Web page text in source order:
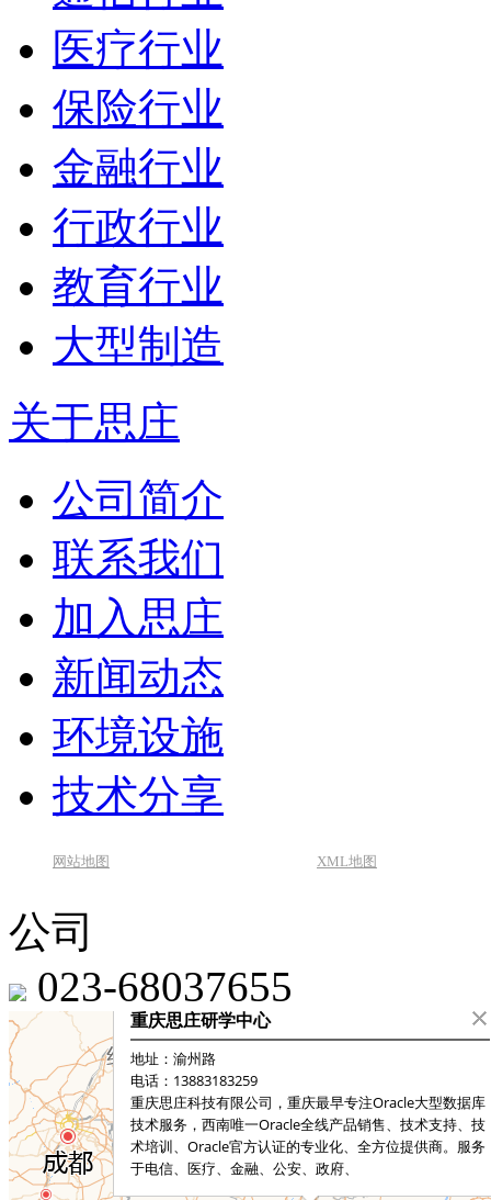
医疗行业
保险行业
金融行业
行政行业
教育行业
大型制造
关于思庄
公司简介
联系我们
加入思庄
新闻动态
环境设施
技术分享
网站地图 XML地图
公司
023-68037655